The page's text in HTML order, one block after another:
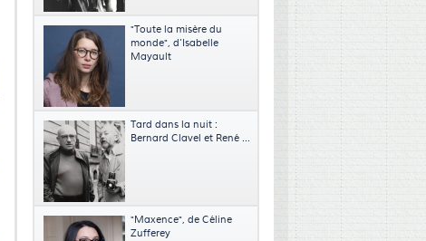
"Toute la misère du
monde", d’Isabelle
Mayault
Tard dans la nuit :
Bernard Clavel et René ...
"Maxence", de Céline
Zufferey